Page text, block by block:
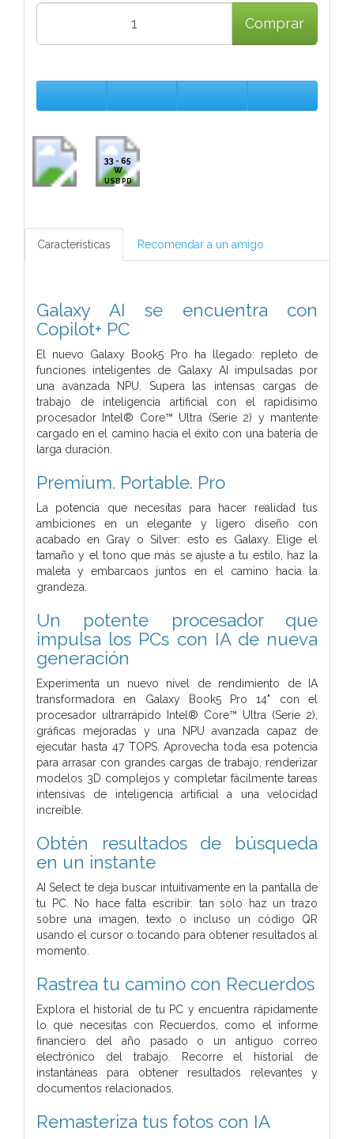
Comprar
33 - 65
W
USB PD
Características Recomendar a un amigo
Galaxy AI se encuentra con
Copilot+ PC
El nuevo Galaxy Book5 Pro ha llegado: repleto de
funciones inteligentes de Galaxy AI impulsadas por
una avanzada NPU. Supera las intensas cargas de
trabajo de inteligencia artificial con el rapidísimo
procesador Intel® Core™ Ultra (Serie 2) y mantente
cargado en el camino hacia el éxito con una batería de
larga duración.
Premium. Portable. Pro
La potencia que necesitas para hacer realidad tus
ambiciones en un elegante y ligero diseño con
acabado en Gray o Silver: esto es Galaxy. Elige el
tamaño y el tono que más se ajuste a tu estilo, haz la
maleta y embarcaos juntos en el camino hacia la
grandeza.
Un potente procesador que
impulsa los PCs con IA de nueva
generación
Experimenta un nuevo nivel de rendimiento de IA
transformadora en Galaxy Book5 Pro 14" con el
procesador ultrarrápido Intel® Core™ Ultra (Serie 2),
gráficas mejoradas y una NPU avanzada capaz de
ejecutar hasta 47 TOPS. Aprovecha toda esa potencia
para arrasar con grandes cargas de trabajo, renderizar
modelos 3D complejos y completar fácilmente tareas
intensivas de inteligencia artificial a una velocidad
increíble.
Obtén resultados de búsqueda
en un instante
AI Select te deja buscar intuitivamente en la pantalla de
tu PC. No hace falta escribir: tan solo haz un trazo
sobre una imagen, texto o incluso un código QR
usando el cursor o tocando para obtener resultados al
momento.
Rastrea tu camino con Recuerdos
Explora el historial de tu PC y encuentra rápidamente
lo que necesitas con Recuerdos, como el informe
financiero del año pasado o un antiguo correo
electrónico del trabajo. Recorre el historial de
instantáneas para obtener resultados relevantes y
documentos relacionados.
Remasteriza tus fotos con IA